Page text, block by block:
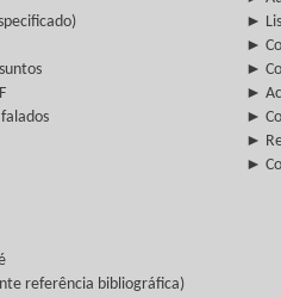
►
►
►
►
►
►
►
referência bibliográfica)